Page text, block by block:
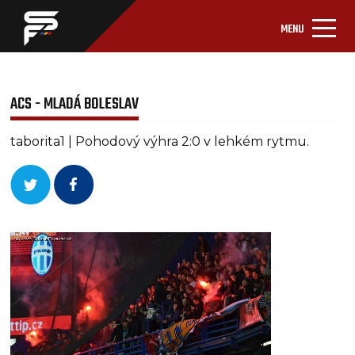
MENU
ACS - MLADÁ BOLESLAV
taborita1 | Pohodový výhra 2:0 v lehkém rytmu.